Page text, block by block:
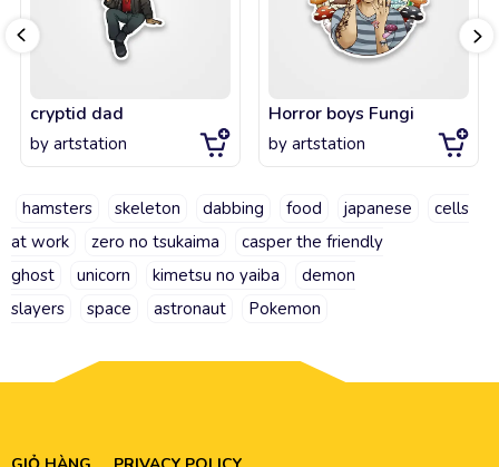
cryptid dad
by artstation
Horror boys Fungi
by artstation
hamsters skeleton dabbing food japanese
cells
at work
zero no tsukaima
casper the friendly
ghost
unicorn kimetsu no yaiba
demon
slayers
space astronaut Pokemon